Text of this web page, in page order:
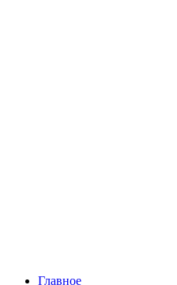
Главное